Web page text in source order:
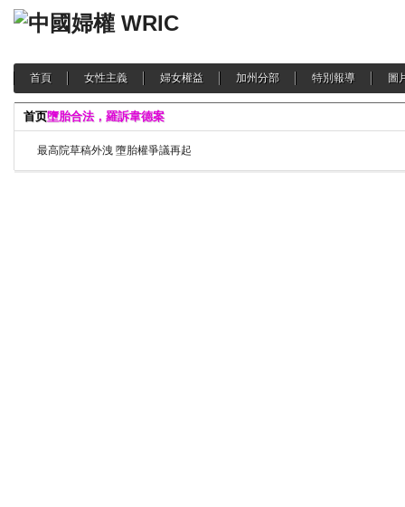
首頁 女性主義 婦女權益 加州分部 特別報導 圖
首页墮胎合法，羅訴韋德案
最高院草稿外洩 墮胎權爭議再起